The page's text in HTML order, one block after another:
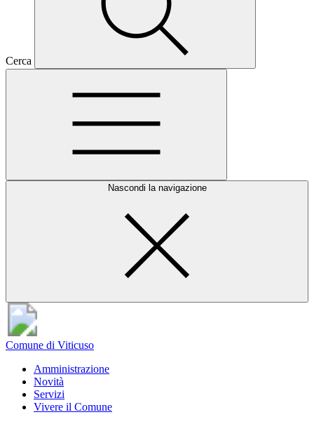
Cerca
Nascondi la navigazione
Comune di Viticuso
Amministrazione
Novità
Servizi
Vivere il Comune